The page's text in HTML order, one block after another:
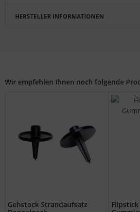
HERSTELLER INFORMATIONEN
Wir empfehlen Ihnen noch folgende
Gehstock Strandaufsatz